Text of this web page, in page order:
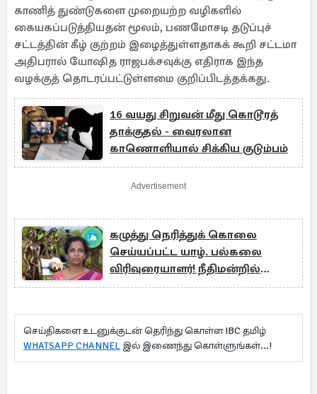
காணித் துண்டுகளை முறையற்ற வழிகளில்
கையகப்படுத்தியதன் மூலம், பணமோசடி தடுப்புச்
சட்டத்தின் கீழ் குற்றம் இழைத்துள்ளதாகக் கூறி சட்டமா
அதிபரால் யோஷித ராஜபக்சவுக்கு எதிராக இந்த
வழக்குத் தொடரப்பட்டுள்ளமை குறிப்பிடத்தக்கது.
16 வயது சிறுவன் மீது கொடூரத்
தாக்குதல் - வைரலான
காணொளியால் சிக்கிய குடும்பம்
Advertisement
கழுத்து நெரித்துக் கொலை
செய்யப்பட்ட யாழ். பல்கலை
விரிவுரையாளர்! நீதிமன்றில்
அம்பலம்
செய்திகளை உடனுக்குடன் தெரிந்து கொள்ள IBC தமிழ்
WHATSAPP CHANNEL இல் இணைந்து கொள்ளுங்கள்...!